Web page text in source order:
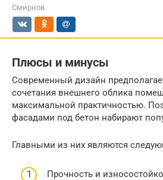
Смирнов
Плюсы и минусы
Современный дизайн
сочетания внешнего облика
максимальной практичностью.
фасадами под бетон набирают
Главными из них являются
Прочность и